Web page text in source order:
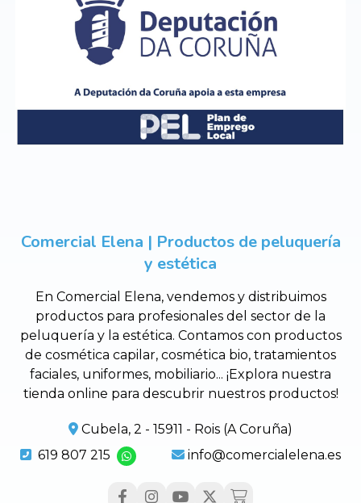
Comercial Elena | Productos de peluquería
y estética
En Comercial Elena, vendemos y distribuimos
productos para profesionales del sector de la
peluquería y la estética. Contamos con productos
de cosmética capilar, cosmética bio, tratamientos
faciales, uniformes, mobiliario... ¡Explora nuestra
tienda online para descubrir nuestros productos!
Cubela, 2 - 15911 - Rois (A Coruña)
619 807 215
info@comercialelena.es